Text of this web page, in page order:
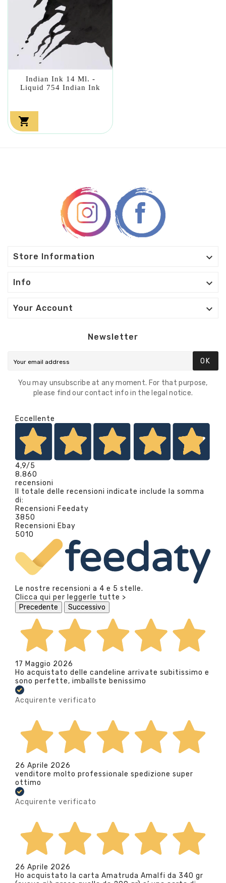
Indian Ink 14 Ml. -
Liquid 754 Indian Ink

Store Information 
Info 
Your Account 
Newsletter
OK
You may unsubscribe at any moment. For that purpose,
please find our contact info in the legal notice.
Eccellente
4,9/5
8.860
recensioni
Il totale delle recensioni indicate include la somma
di:
Recensioni Feedaty
3850
Recensioni Ebay
5010
Le nostre recensioni a 4 e 5 stelle.
Clicca qui per leggerle tutte >
Precedente
Successivo
17 Maggio 2026
Ho acquistato delle candeline arrivate subitissimo e
sono perfette, imballste benissimo
Acquirente verificato
26 Aprile 2026
venditore molto professionale spedizione super
ottimo
Acquirente verificato
26 Aprile 2026
Ho acquistato la carta Amatruda Amalfi da 340 gr